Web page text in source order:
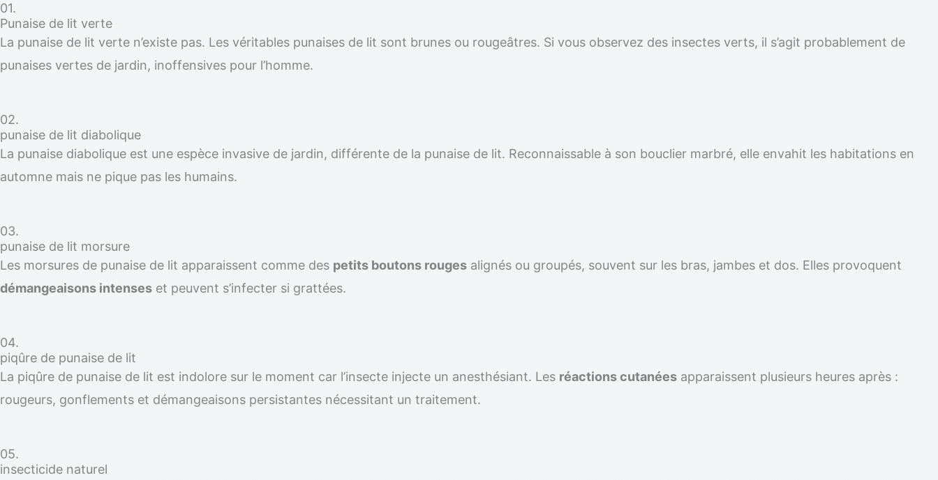
01.
Punaise de lit verte
La punaise de lit verte n’existe pas. Les véritables punaises de lit sont brunes ou rougeâtres. Si vous observez des insectes verts, il s’agit probablement de
punaises vertes de jardin, inoffensives pour l’homme.
02.
punaise de lit diabolique
La punaise diabolique est une espèce invasive de jardin, différente de la punaise de lit. Reconnaissable à son bouclier marbré, elle envahit les habitations en
automne mais ne pique pas les humains.
03.
punaise de lit morsure
Les morsures de punaise de lit apparaissent comme des petits boutons rouges alignés ou groupés, souvent sur les bras, jambes et dos. Elles provoquent
démangeaisons intenses et peuvent s’infecter si grattées.
04.
piqûre de punaise de lit
La piqûre de punaise de lit est indolore sur le moment car l’insecte injecte un anesthésiant. Les réactions cutanées apparaissent plusieurs heures après :
rougeurs, gonflements et démangeaisons persistantes nécessitant un traitement.
05.
insecticide naturel